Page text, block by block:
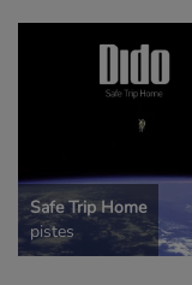
Safe Trip Home
pistes